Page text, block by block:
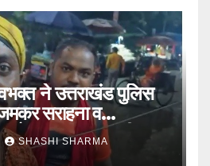
ने उत्तराखंड पुलिस
सराहना व
व्यवहार की
SHASHI SHARMA